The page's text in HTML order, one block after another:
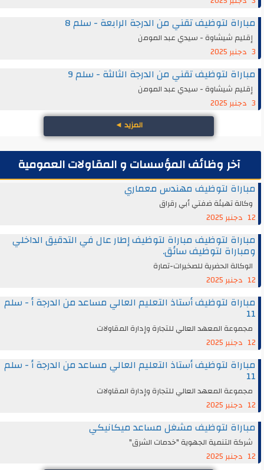
مباراة لتوظيف تقني من الدرجة الرابعة - سلم 8
إقليم شيشاوة - سيدي عبد المومن
مباراة لتوظيف تقني من الدرجة الثالثة - سلم 9
إقليم شيشاوة - سيدي عبد المومن
المزيد◄
آخر وظائف المؤسسات و المقاولات العمومية
مباراة لتوظيف مهندس معماري
وكالة تهيئة ضفتي أبي رقراق
12 دجنبر 2025
مباراة لتوظيف مباراة لتوظيف إطار عال في التدقيق الداخلي
ومباراة لتوظيف سائق.
الوكالة الحضرية للصخيرات-تمارة
12 دجنبر 2025
مباراة لتوظيف أستاذ التعليم العالي مساعد من الدرجة أ - سلم
11
مجموعة المعهد العالي للتجارة وإدارة المقاولات
12 دجنبر 2025
مباراة لتوظيف أستاذ التعليم العالي مساعد من الدرجة أ - سلم
11
مجموعة المعهد العالي للتجارة وإدارة المقاولات
12 دجنبر 2025
مباراة لتوظيف مشغل مساعد ميكانيكي
شركة التنمية الجهوية "خدمات الشرق"
12 دجنبر 2025